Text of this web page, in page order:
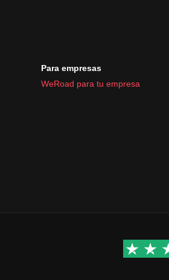
Para empresas
WeRoad para tu empresa